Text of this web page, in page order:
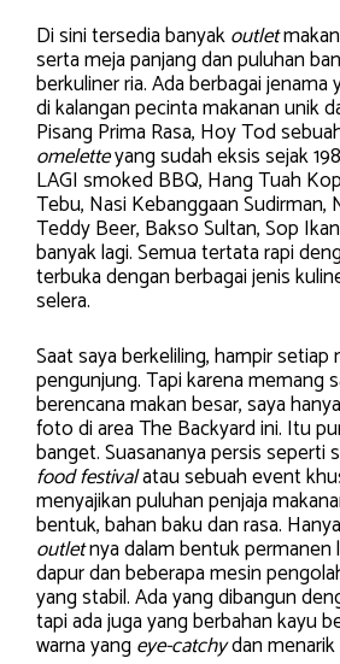
Di sini tersedia banyakoutlet
serta meja panjang dan puluhan
berkuliner ria. Ada berbagai
di kalangan pecinta makanan unik
Pisang Prima Rasa, Hoy Tod
omeletteyang sudah eksis sejak
LAGI smoked BBQ, Hang Tuah
Tebu, Nasi Kebanggaan Sudirman,
Teddy Beer, Bakso Sultan, Sop
banyak lagi. Semua tertata rapi
terbuka dengan berbagai jenis
selera.
Saat saya berkeliling, hampir
pengunjung. Tapi karena memang
berencana makan besar, saya
foto di area The Backyard ini. Itu
banget. Suasananya persis seperti
food festivalatau sebuah event
menyajikan puluhan penjaja
bentuk, bahan baku dan rasa.
outletnya dalam bentuk permanen
dapur dan beberapa mesin
yang stabil. Ada yang dibangun
tapi ada juga yang berbahan kayu
warna yang eye-catchydan menarik